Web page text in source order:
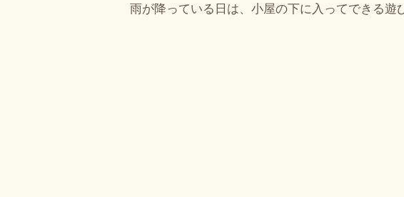
雨が降っている日は、小屋の下に入ってできる遊